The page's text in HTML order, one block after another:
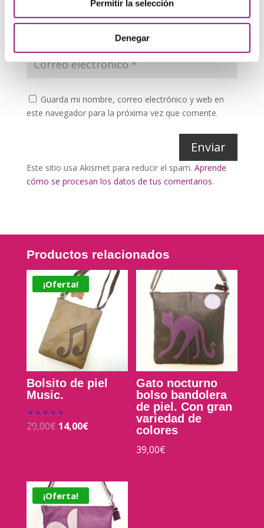
Permitir la selección
Denegar
Guarda mi nombre, correo electrónico y web en
este navegador para la próxima vez que comente.
Enviar
Este sitio usa Akismet para reducir el spam. Aprende
cómo se procesan los datos de tus comentarios.
Productos relacionados
¡Oferta!
Bolsito de piel
Music.
Valorado con
5.00
29,00€ 14,00€
Gato nocturno
bolso bandolera
de piel. Con gran
variedad de
colores
39,00€
¡Oferta!